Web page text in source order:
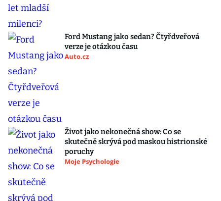
Ford Mustang jako sedan? Čtyřdveřová
verze je otázkou času
Auto.cz
Život jako nekonečná show: Co se
skutečně skrývá pod maskou histrionské
poruchy
Moje Psychologie